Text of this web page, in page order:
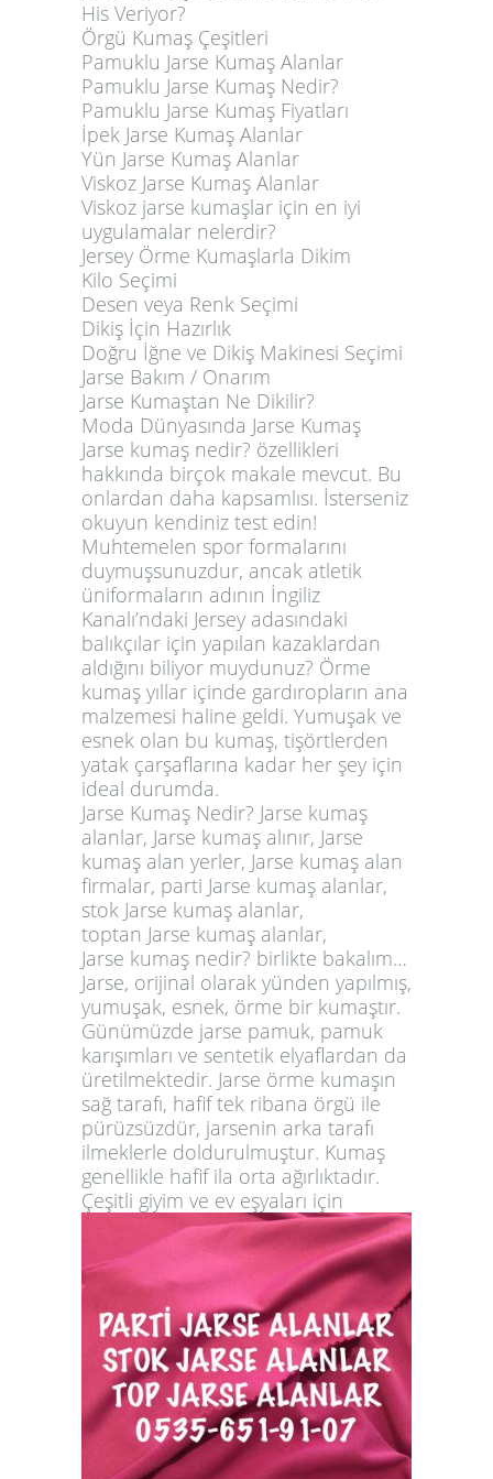
His Veriyor?
Örgü Kumaş Çeşitleri
Pamuklu Jarse Kumaş Alanlar
Pamuklu Jarse Kumaş Nedir?
Pamuklu Jarse Kumaş Fiyatları
İpek Jarse Kumaş Alanlar
Yün Jarse Kumaş Alanlar
Viskoz Jarse Kumaş Alanlar
Viskoz jarse kumaşlar için en iyi
uygulamalar nelerdir?
Jersey Örme Kumaşlarla Dikim
Kilo Seçimi
Desen veya Renk Seçimi
Dikiş İçin Hazırlık
Doğru İğne ve Dikiş Makinesi Seçimi
Jarse Bakım / Onarım
Jarse Kumaştan Ne Dikilir?
Moda Dünyasında Jarse Kumaş
Jarse kumaş nedir? özellikleri
hakkında birçok makale mevcut. Bu
onlardan daha kapsamlısı. İsterseniz
okuyun kendiniz test edin!
Muhtemelen spor formalarını
duymuşsunuzdur, ancak atletik
üniformaların adının İngiliz
Kanalı’ndaki Jersey adasındaki
balıkçılar için yapılan kazaklardan
aldığını biliyor muydunuz? Örme
kumaş yıllar içinde gardıropların ana
malzemesi haline geldi. Yumuşak ve
esnek olan bu kumaş, tişörtlerden
yatak çarşaflarına kadar her şey için
ideal durumda.
Jarse Kumaş Nedir? Jarse kumaş
alanlar, Jarse kumaş alınır, Jarse
kumaş alan yerler, Jarse kumaş alan
firmalar, parti Jarse kumaş alanlar,
stok Jarse kumaş alanlar,
toptan Jarse kumaş alanlar,
Jarse kumaş nedir? birlikte bakalım…
Jarse, orijinal olarak yünden yapılmış,
yumuşak, esnek, örme bir kumaştır.
Günümüzde jarse pamuk, pamuk
karışımları ve sentetik elyaflardan da
üretilmektedir. Jarse örme kumaşın
sağ tarafı, hafif tek ribana örgü ile
pürüzsüzdür, jarsenin arka tarafı
ilmeklerle doldurulmuştur. Kumaş
genellikle hafif ila orta ağırlıktadır.
Çeşitli giyim ve ev eşyaları için